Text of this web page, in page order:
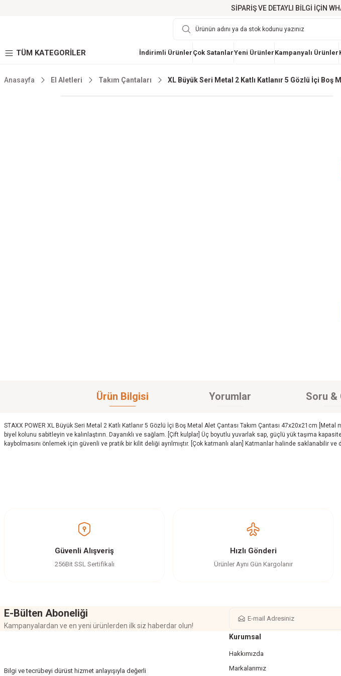
SİPARİŞ VE DETAYLI BİLGİ İÇİN
TÜM KATEGORİLER İndirimli Ürünler Çok SatanlarYeni Ürünler Kampanyalı Ürünler
Anasayfa El Aletleri Takım Çantaları XL Büyük Seri Metal 2 Katlı Katlanır 5 Gözlü İçi Boş
Ürün Bilgisi Yorumlar Soru &
STAXX POWER XL Büyük Seri Metal 2 Katlı Katlanır 5 Gözlü İçi Boş Metal Alet Çantası Takım Çantası 47x20x21cm
biyel kolunu sabitleyin ve kalınlaştırın. Dayanıklı ve sağlam. [Çift kulplar] Üç boyutlu yuvarlak sap, güçlü yük taşıma
kaybolmasını önlemek için güvenli ve pratik bir kilit deliği ayrılmıştır. [Çok katmanlı alan] Katmanlar halinde saklanabilir ve
Ürün açıklamasında eksik bilgiler bulunuyor.
Güvenli Alışveriş
256Bit SSL Sertifikalı
Hızlı Gönderi
Ürünler Aynı Gün Kargolanır
E-Bülten Aboneliği
Kampanyalardan ve en yeni ürünlerden ilk siz haberdar olun!
Bilgi ve tecrübeyi dürüst hizmet anlayışıyla değerli
Kurumsal
Hakkımızda
Markalarımız